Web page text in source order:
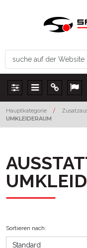
Panel Menu Info Lang
Hauptkategorie /
UMKLEIDERAUM
Sortieren nach: